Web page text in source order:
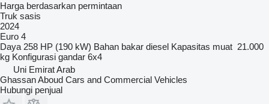
Harga berdasarkan permintaan
Truk sasis
2024
Euro 4
Daya 258 HP (190 kW) Bahan bakar diesel Kapasitas muat 21.000
kg Konfigurasi gandar 6x4
Uni Emirat Arab
Ghassan Aboud Cars and Commercial Vehicles
Hubungi penjual